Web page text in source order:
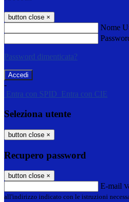
button close ×
Nome
Password dimenticata?
-
Entra con SPID
Entra con CIE
Seleziona utente
button close ×
Recupero password
button close ×
E-mail
all'indirizzo indicato con le istruzioni